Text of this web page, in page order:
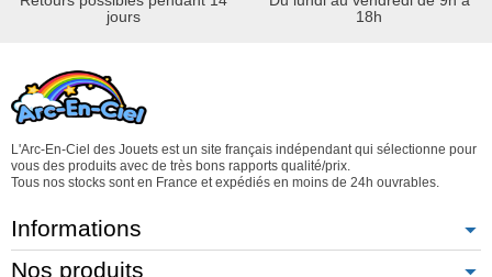
jours
18h
L'Arc-En-Ciel des Jouets est un site français indépendant qui sélectionne pour
vous des produits avec de très bons rapports qualité/prix.
Tous nos stocks sont en France et expédiés en moins de 24h ouvrables.
Informations
Nos produits